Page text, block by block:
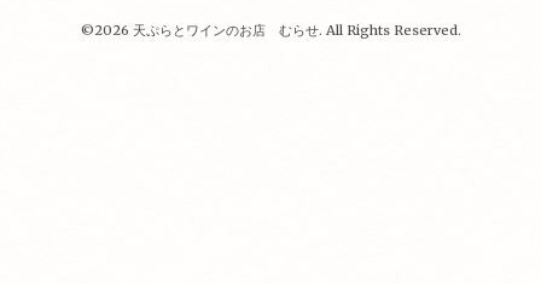
©2026 天ぷらとワインのお店 むらせ. All Rights Reserved.